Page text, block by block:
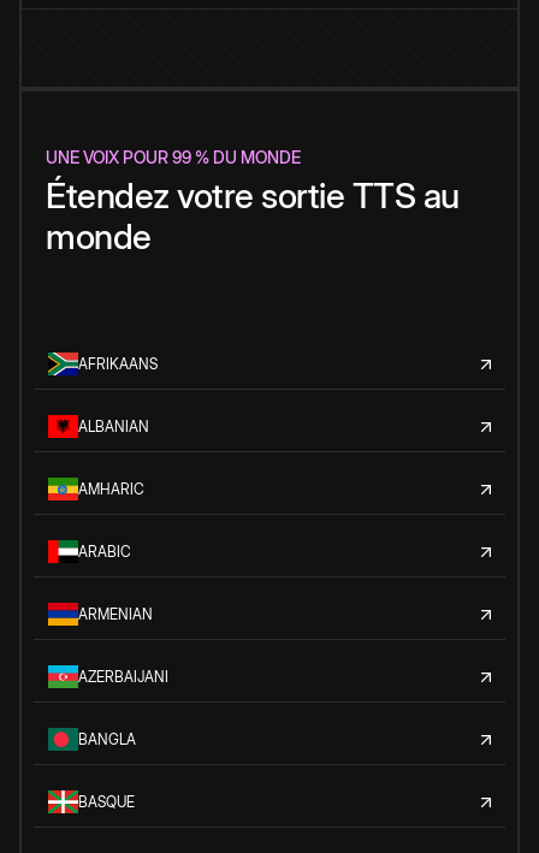
UNE VOIX POUR 99 % DU MONDE
Étendez votre sortie TTS au
monde
AFRIKAANS
ALBANIAN
AMHARIC
ARABIC
ARMENIAN
AZERBAIJANI
BANGLA
BASQUE